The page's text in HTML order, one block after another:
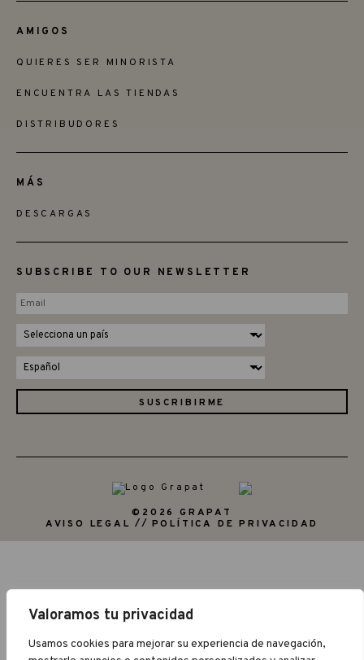
Valoramos tu privacidad
Usamos cookies para mejorar su experiencia de navegación,
AMIGOS
QUIERES SER MINORISTA
ENCUENTRA LAS TIENDAS
DISTRIBUDORES
MÁS
DESCARGAS
SUBSCRIBE TO OUR NEWSLETTER
©2026 GRAPAT
AVISO LEGAL
POLÍTICA DE PRIVACIDAD